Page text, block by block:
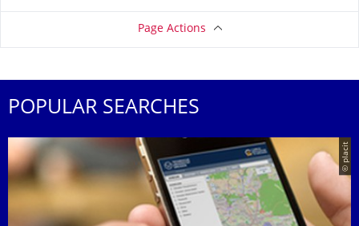
Page Actions
POPULAR SEARCHES
© placit